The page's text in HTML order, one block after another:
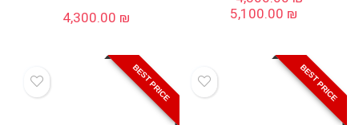
5,100.00 ₪
4,300.00 ₪
BEST PRICE
BEST PRICE